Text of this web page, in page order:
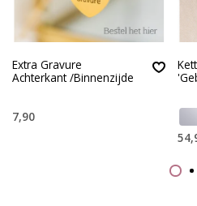
Extra Gravure
Achterkant /Binnenzijde
7,90